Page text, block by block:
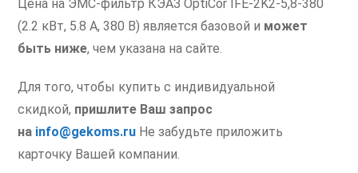
Цена на ЭМС-фильтр КЭАЗ OptiCor IFE-2K2-5,8-380
(2.2 кВт, 5.8 А, 380 В) является базовой и может
быть ниже, чем указана на сайте.
Для того, чтобы купить с индивидуальной
скидкой, пришлите Ваш запрос
на info@gekoms.ru Не забудьте приложить
карточку Вашей компании.